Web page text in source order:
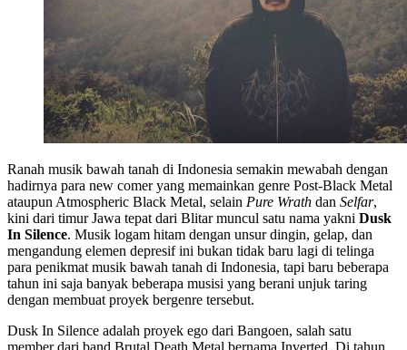
Ranah musik bawah tanah di Indonesia semakin mewabah dengan
hadirnya para new comer yang memainkan genre Post-Black Metal
ataupun Atmospheric Black Metal, selain Pure Wrath dan Selfar,
kini dari timur Jawa tepat dari Blitar muncul satu nama yakni Dusk
In Silence. Musik logam hitam dengan unsur dingin, gelap, dan
mengandung elemen depresif ini bukan tidak baru lagi di telinga
para penikmat musik bawah tanah di Indonesia, tapi baru beberapa
tahun ini saja banyak beberapa musisi yang berani unjuk taring
dengan membuat proyek bergenre tersebut.
Dusk In Silence adalah proyek ego dari Bangoen, salah satu
member dari band Brutal Death Metal bernama Inverted. Di tahun